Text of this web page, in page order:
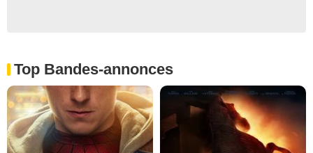
Top Bandes-annonces